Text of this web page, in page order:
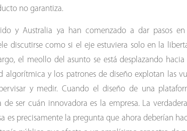
no garantiza.
y Australia ya han comenzado a dar pasos
discutirse como si el eje estuviera solo en la
el meollo del asunto se está desplazando
algorítmica y los patrones de diseño explotan las
y medir. Cuando el diseño de una
ser cuán innovadora es la empresa. La
es precisamente la pregunta que ahora deberían